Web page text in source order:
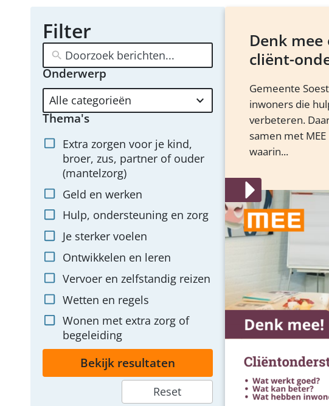
Filter
Onderwerp
4
results
available
Thema's
Extra zorgen voor je kind,
broer, zus, partner of ouder
(mantelzorg)
Geld en werken
Hulp, ondersteuning en zorg
Je sterker voelen
Ontwikkelen en leren
Vervoer en zelfstandig reizen
Wetten en regels
Wonen met extra zorg of
begeleiding
Bekijk resultaten
Reset
Denk
cliënt-
Gemeente
inwoners die
verbeteren.
samen met
waarin...